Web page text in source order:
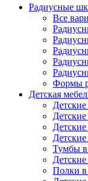
Радиусные
Все
Формы
Детская
Тумбы
Полки в